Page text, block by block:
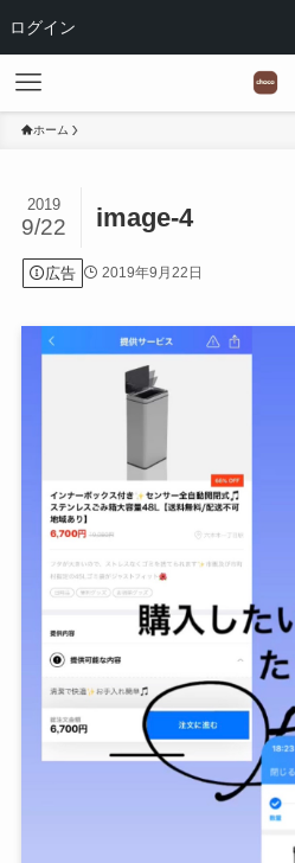
ログイン
ホーム
image-4
2019
9/22
広告 2019年9月22日